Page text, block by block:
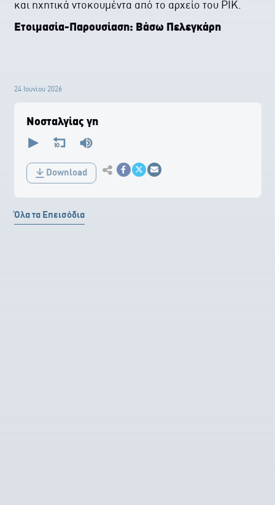
και ηχητικά ντοκουμέντα από το αρχείο του ΡΙΚ.
Ετοιμασία-Παρουσίαση: Bάσω Πελεγκάρη
24 Ιουνίου 2026
Νοσταλγίας γη
seconds
0
secondsDownload Κοινοποίηση στο Facebook
Κοινοποίηση Twitter
Αποστολή με Email
Όλα τα Επεισόδια